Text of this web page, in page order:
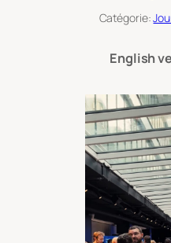
Catégorie:
English